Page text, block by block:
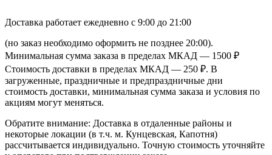
Доставка работает ежедневно с 9:00 до 21:00
(но заказ необходимо оформить не позднее 20:00).
Минимальная сумма заказа в пределах МКАД — 1500 ₽
Стоимость доставки в пределах МКАД — 250 ₽. В
загруженные, праздничные и предпраздничные дни
стоимость доставки, минимальная сумма заказа и условия по
акциям могут меняться.
Обратите внимание: Доставка в отдаленные районы и
некоторые локации (в т.ч. м. Кунцевская, Капотня)
рассчитывается индивидуально. Точную стоимость уточняйте